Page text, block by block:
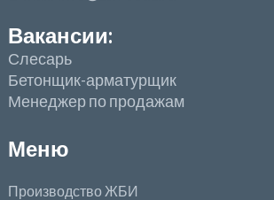
Вакансии:
Слесарь
Бетонщик-арматурщик
Менеджер по продажам
Меню
Производство ЖБИ